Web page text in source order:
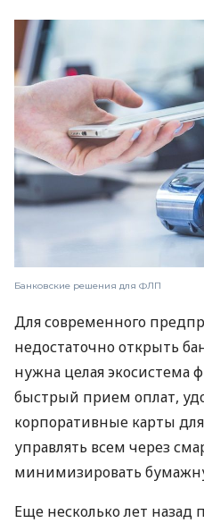
Банковские решения для ФЛП
Для современного
недостаточно открыть
нужна целая экосистема
быстрый прием оплат,
корпоративные карты
управлять всем через
минимизировать
Еще несколько лет